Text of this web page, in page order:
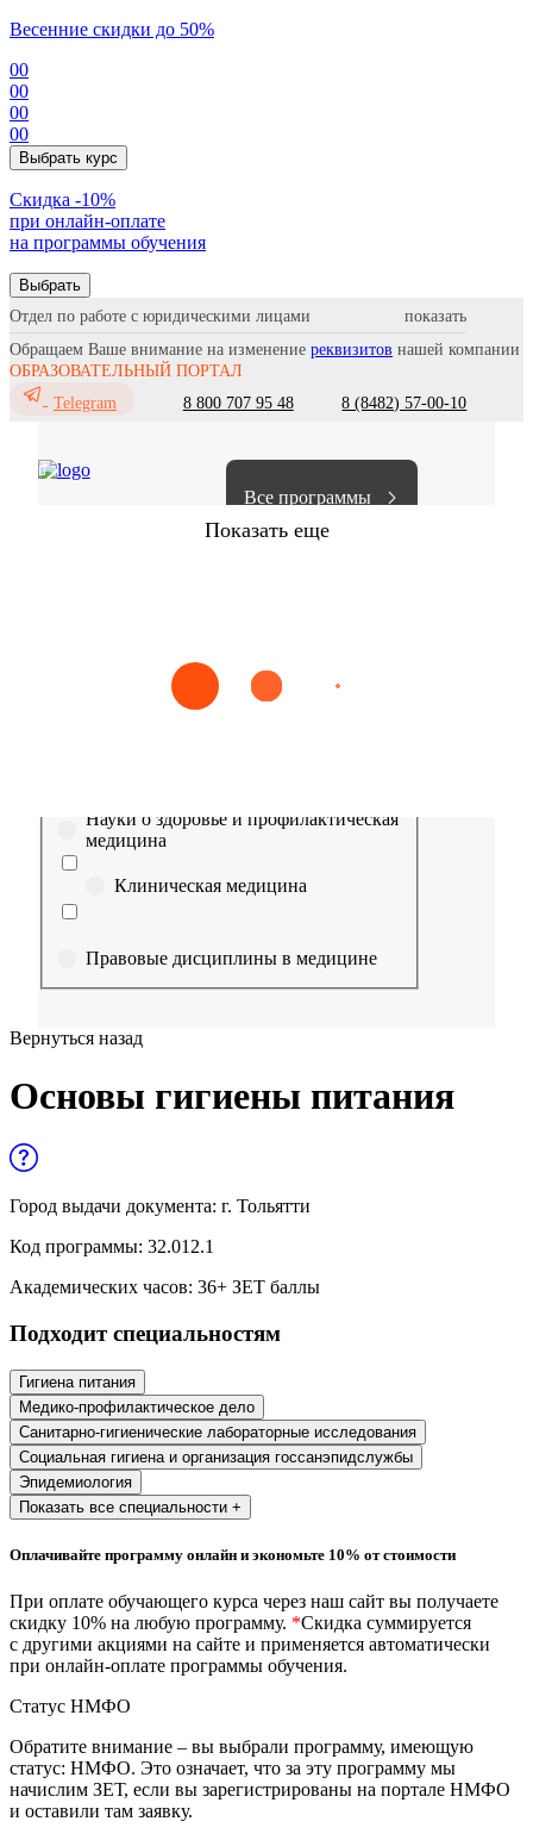
Весенние скидки до 50%
00
00
00
00
Выбрать курс
Cкидка -10%
при онлайн-оплате
на программы обучения
Выбрать
Отдел по работе с юридическими лицами
Обращаем Ваше внимание на изменение реквизитов нашей компании
ОБРАЗОВАТЕЛЬНЫЙ ПОРТАЛ
Telegram
8 800 707 95 48 8 (8482) 57-00-10
Все программы
Показать еще
Сестринское дело Эпидемиология Медицинская помощь
Выберите направление
Науки о здоровье и профилактическая
медицина
Клиническая медицина
Правовые дисциплины в медицине
медицине
Образование и педагогические науки
Социология и социальная работа
и служащих
История и археология
Психологические науки
Техносферная безопасность и ОТ
Техносферная безопасность и
природообустройство
Экологическая безопасность в
промышленности
Управление охраной труда.
Техносферная безопасность
Вернуться назад
Основы гигиены питания
Город выдачи документа: г. Тольятти
Код программы: 32.012.1
Академических часов: 36+ ЗЕТ баллы
Подходит специальностям
Гигиена питания
Медико-профилактическое дело
Санитарно-гигиенические лабораторные исследования
Социальная гигиена и организация госсанэпидслужбы
Эпидемиология
Показать все специальности +
Оплачивайте программу онлайн и экономьте 10% от стоимости
При оплате обучающего курса через наш сайт вы получаете
скидку 10% на любую программу. *Скидка суммируется
с другими акциями на сайте и применяется автоматически
при онлайн-оплате программы обучения.
Статус НМФО
Обратите внимание – вы выбрали программу, имеющую
статус: НМФО. Это означает, что за эту программу мы
начислим ЗЕТ, если вы зарегистрированы на портале НМФО
и оставили там заявку.